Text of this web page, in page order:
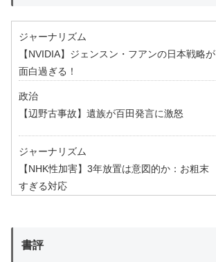
ジャーナリズム
【NVIDIA】ジェンスン・フアンの日本戦略が
面白過ぎる！
政治
【辺野古事故】遺族が百田発言に激怒
ジャーナリズム
【NHK性加害】3年放置は意図的か：お粗末
すぎる対応
書評